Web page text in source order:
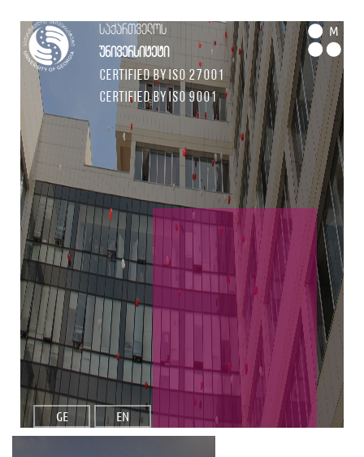
საქართველოს
უნივერსიტეტი
Certified by ISO 27001
Certified by ISO 9001
M
GE EN